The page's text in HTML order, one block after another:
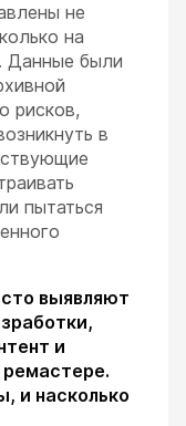
не
на
Данные были
рисков,
в
пытаться
выявляют
и
и насколько